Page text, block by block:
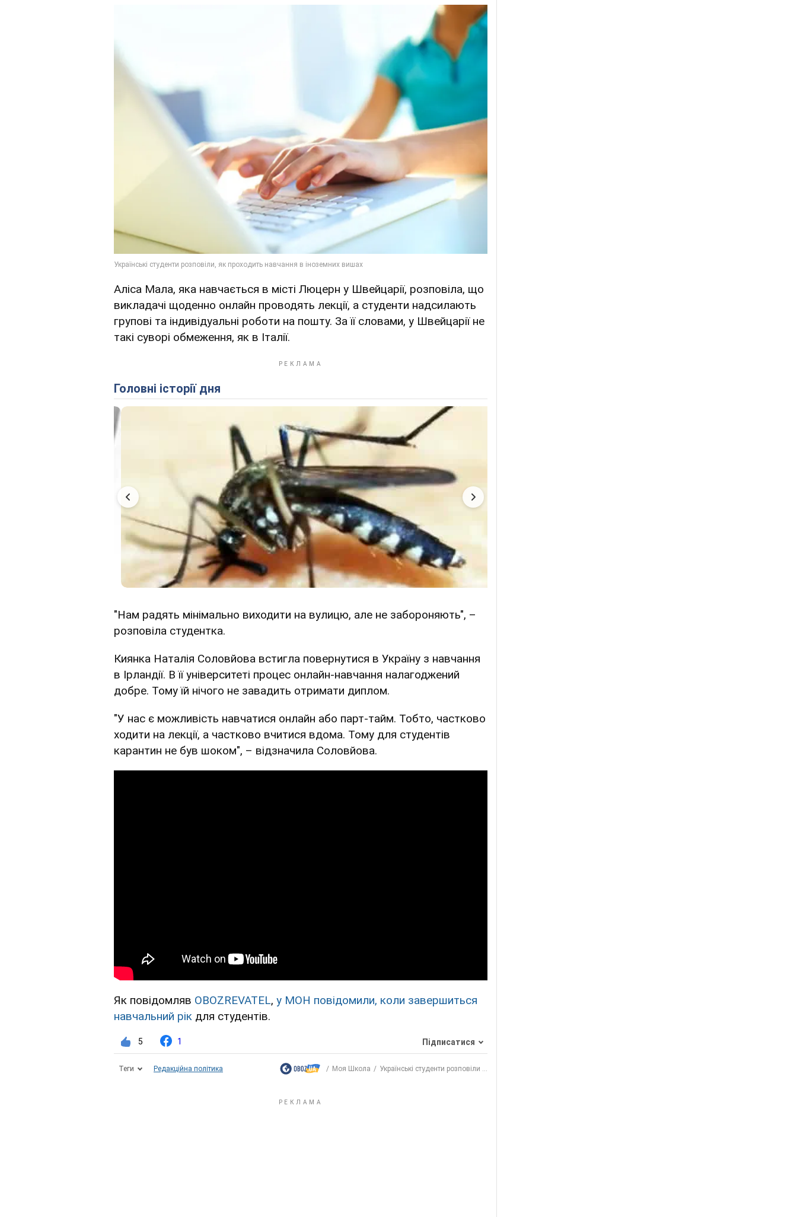
Аліса Мала, яка навчається в місті Люцерн у Швейцарії, розповіла, що
викладачі щоденно онлайн проводять лекції, а студенти надсилають
групові та індивідуальні роботи на пошту. За її словами, у Швейцарії не
такі суворі обмеження, як в Італії.
Головні історії дня
"Нам радять мінімально виходити на вулицю, але не забороняють", –
розповіла студентка.
Киянка Наталія Соловйова встигла повернутися в Україну з навчання
в Ірландії. В її університеті процес онлайн-навчання налагоджений
добре. Тому їй нічого не завадить отримати диплом.
"У нас є можливість навчатися онлайн або парт-тайм. Тобто, частково
ходити на лекції, а частково вчитися вдома. Тому для студентів
карантин не був шоком", – відзначила Соловйова.
Як повідомляв OBOZREVATEL, у МОН повідомили, коли завершиться
навчальний рік для студентів.
5 1 Підписатися
Теги Редакційна політика Моя Школа Українські студенти розповіли ...